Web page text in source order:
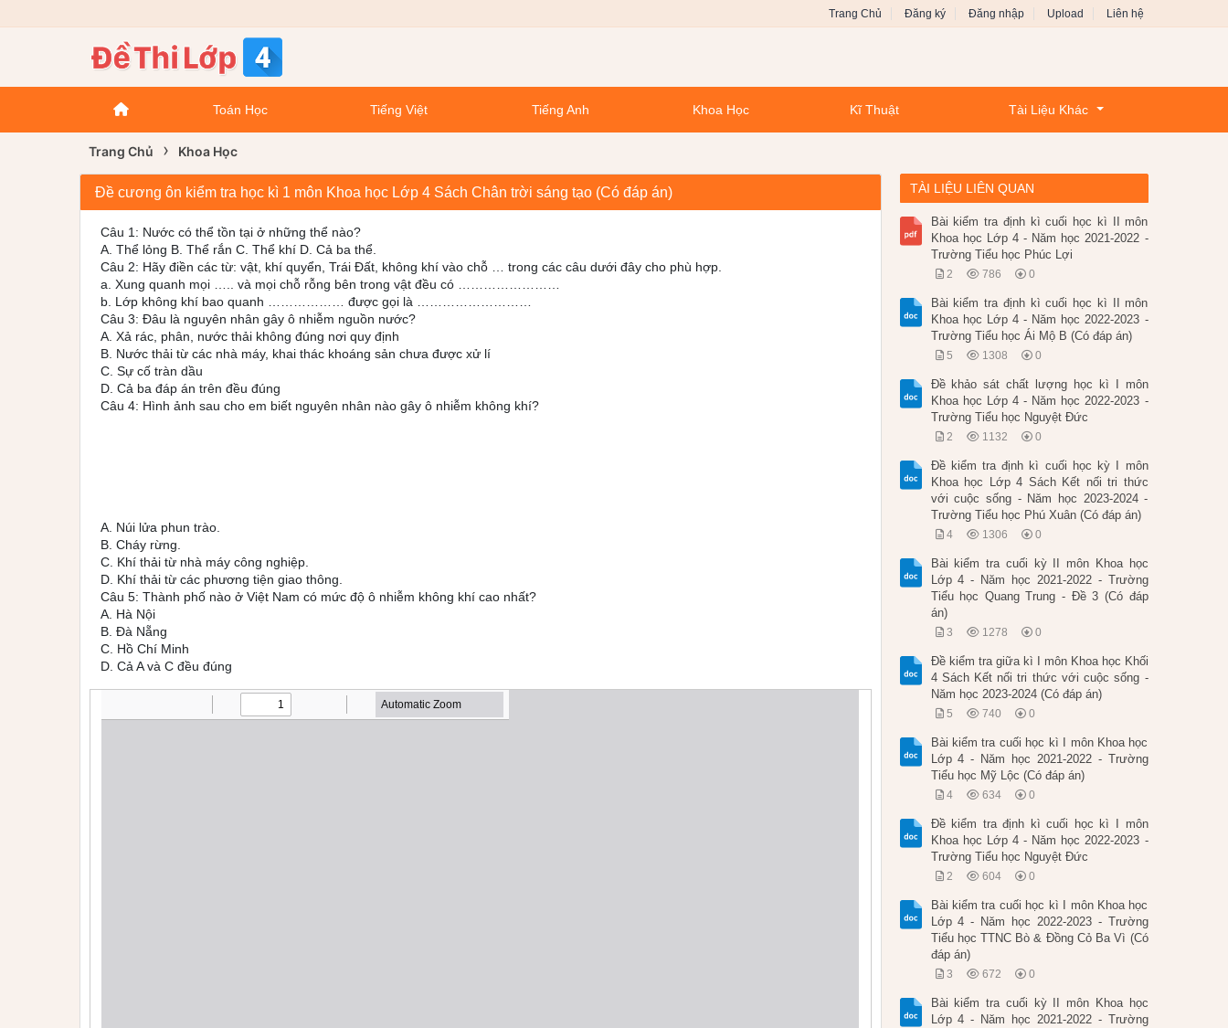
Trang Chủ Đăng ký Đăng nhập Upload Liên hệ
Toán Học Tiếng Việt Tiếng Anh Khoa Học Kĩ Thuật Tài Liệu Khác
Trang Chủ › Khoa Học
Đề cương ôn kiểm tra học kì 1 môn Khoa học Lớp 4 Sách Chân trời sáng tạo (Có đáp án)
Câu 1: Nước có thể tồn tại ở những thể nào?
A. Thể lỏng B. Thể rắn C. Thể khí D. Cả ba thể.
Câu 2: Hãy điền các từ: vật, khí quyển, Trái Đất, không khí vào chỗ … trong các câu dưới đây cho phù hợp.
a. Xung quanh mọi ….. và mọi chỗ rỗng bên trong vật đều có ……………………
b. Lớp không khí bao quanh ……………… được gọi là ………………………
Câu 3: Đâu là nguyên nhân gây ô nhiễm nguồn nước?
A. Xả rác, phân, nước thải không đúng nơi quy định
B. Nước thải từ các nhà máy, khai thác khoáng sản chưa được xử lí
C. Sự cố tràn dầu
D. Cả ba đáp án trên đều đúng
Câu 4: Hình ảnh sau cho em biết nguyên nhân nào gây ô nhiễm không khí?
A. Núi lửa phun trào.
B. Cháy rừng.
C. Khí thải từ nhà máy công nghiệp.
D. Khí thải từ các phương tiện giao thông.
Câu 5: Thành phố nào ở Việt Nam có mức độ ô nhiễm không khí cao nhất?
A. Hà Nội
B. Đà Nẵng
C. Hồ Chí Minh
D. Cả A và C đều đúng
TÀI LIỆU LIÊN QUAN
Bài kiểm tra định kì cuối học kì II môn
Khoa học Lớp 4 - Năm học 2021-2022 -
Trường Tiểu học Phúc Lợi
2 786 0
Bài kiểm tra định kì cuối học kì II môn
Khoa học Lớp 4 - Năm học 2022-2023 -
Trường Tiểu học Ái Mộ B (Có đáp án)
5 1308 0
Đề khảo sát chất lượng học kì I môn
Khoa học Lớp 4 - Năm học 2022-2023 -
Trường Tiểu học Nguyệt Đức
2 1132 0
Đề kiểm tra định kì cuối học kỳ I môn
Khoa học Lớp 4 Sách Kết nối tri thức
với cuộc sống - Năm học 2023-2024 -
Trường Tiểu học Phú Xuân (Có đáp án)
4 1306 0
Bài kiểm tra cuối kỳ II môn Khoa học
Lớp 4 - Năm học 2021-2022 - Trường
Tiểu học Quang Trung - Đề 3 (Có đáp
án)
3 1278 0
Đề kiểm tra giữa kì I môn Khoa học Khối
4 Sách Kết nối tri thức với cuộc sống -
Năm học 2023-2024 (Có đáp án)
5 740 0
Bài kiểm tra cuối học kì I môn Khoa học
Lớp 4 - Năm học 2021-2022 - Trường
Tiểu học Mỹ Lộc (Có đáp án)
4 634 0
Đề kiểm tra định kì cuối học kì I môn
Khoa học Lớp 4 - Năm học 2022-2023 -
Trường Tiểu học Nguyệt Đức
2 604 0
Bài kiểm tra cuối học kì I môn Khoa học
Lớp 4 - Năm học 2022-2023 - Trường
Tiểu học TTNC Bò & Đồng Cỏ Ba Vì (Có
đáp án)
3 672 0
Bài kiểm tra cuối kỳ II môn Khoa học
Lớp 4 - Năm học 2021-2022 - Trường